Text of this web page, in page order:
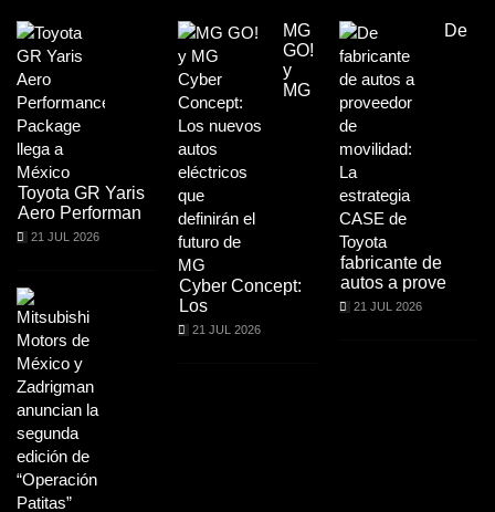
Toyota GR Yaris
Aero Performan
21 JUL 2026
MG
GO!
y
MG
Cyber Concept:
Los
21 JUL 2026
De
fabricante de
autos a prove
21 JUL 2026